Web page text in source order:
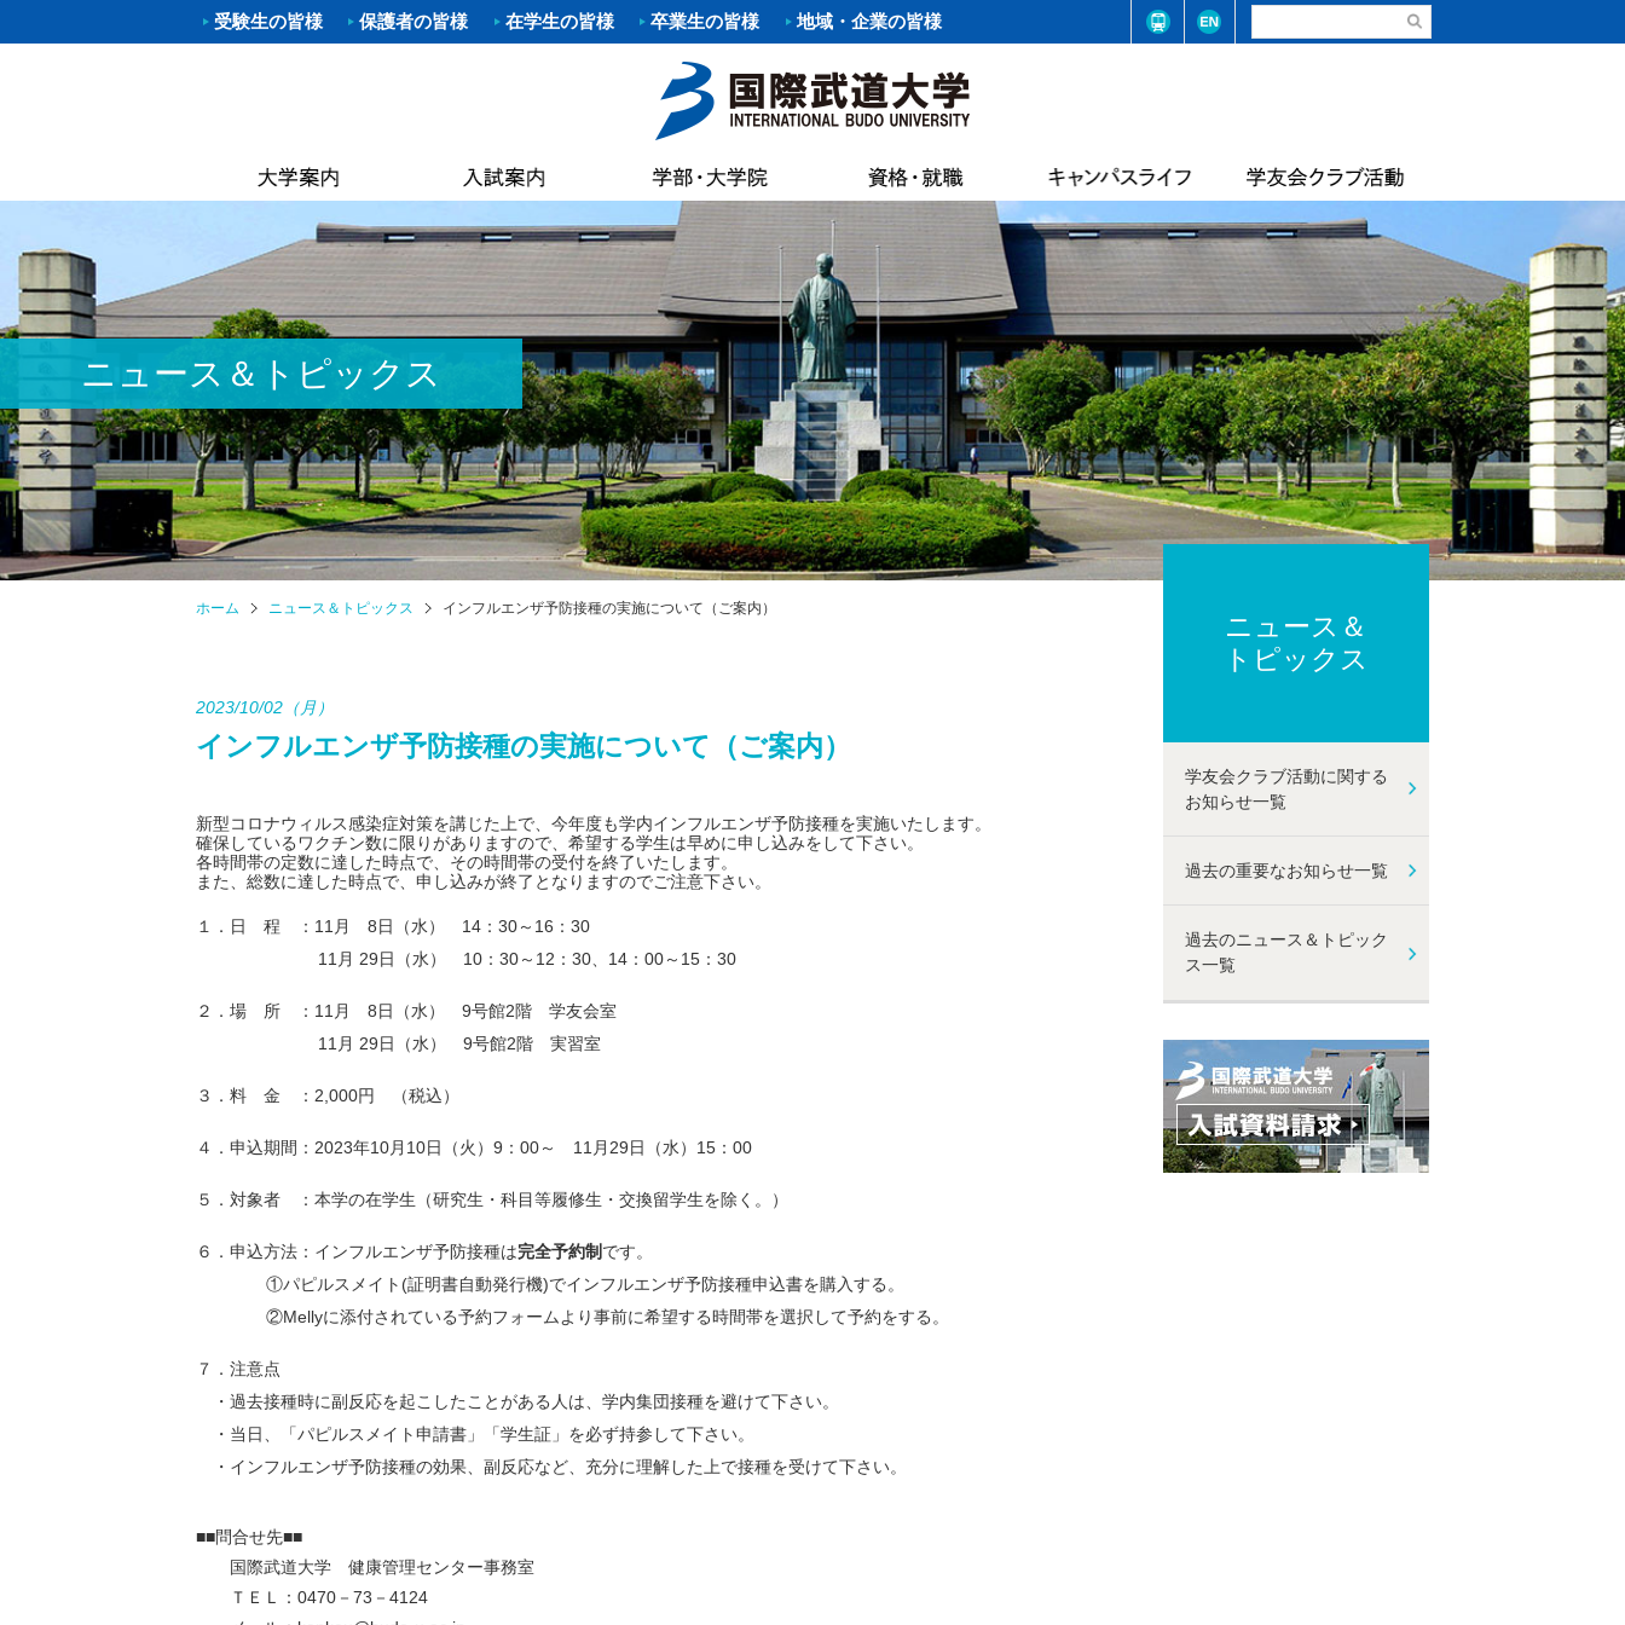
受験生の皆様 保護者の皆様 在学生の皆様 卒業生の皆様 地域・企業の皆様
沿革
建学の精神・教育目標・各種方針
校歌
校章・ロゴ・シンボルマーク
3つのポリシー
アセスメントポリシー
ミッション・ステイトメント
教員紹介
履修の手引・授業概要
国際武道大学学則
国際武道大学大学院学則
大学の活動
設置認可・届出等
ガバナンス・コード
中期計画
自己点検・評価報告
大学行事
教員数・学生数・卒業/修了生数
大学組織
財務情報
教育研究活動等の状況
公約研究費の不正防止への取り組み
プライバシーポリシー
ハラスメント及び性暴力等防止に関する取り組み
大学院入試要項
オープンキャンパス
進学相談会
入学金・学費等
入試資料請求
別科 武道専修課程
大学院
カリキュラム
取得可能な資格
教員紹介
進路（就職）支援プログラム・イベント
就職概要状況（結果）
求人お申し込みのお願い（求人受付）
武大NAVI（求人検索）
求人企業・卒業生アンケート
OPAC（国際武道大学蔵書検索）
国際交流プログラム
黒潮祭
学費・奨学金
各種手続き
健康管理・学生相談
学生食堂・売店
学生アパート情報
後援会
アルバイト情報
IBUキャンパスライフアンケート
各種規則
剣道部
なぎなた部
サッカー部
バスケットボール部
ハンドボール部
バドミントン部
テニス・ソフトテニス部
体操部
ダンス部
陸上競技部
バーベル部
レスリング部
ゴルフ部
ソフトボール部
ライフセービング部
キンボール部
サーフィン部
トレーナーチーム
居合道準クラブ
冬季競技準クラブ
軟式野球準クラブ
ボクシング同好会
軽音楽同好会
トライアスロン同好会
野外スポーツ同好会
フットサル同好会
サッカー同好会
ストリートダンス同好会
ビーチバレー同好会
華道部
茶道部
書道部
フランス文化部
ICG同好会
大学祭実行委員会
ニュース＆トピックス
ホーム ニュース＆トピックス インフルエンザ予防接種の実施について（ご案内）
2023/10/02（月）
インフルエンザ予防接種の実施について（ご案内）
新型コロナウィルス感染症対策を講じた上で、今年度も学内インフルエンザ予防接種を実施いたします。
確保しているワクチン数に限りがありますので、希望する学生は早めに申し込みをして下さい。
各時間帯の定数に達した時点で、その時間帯の受付を終了いたします。
また、総数に達した時点で、申し込みが終了となりますのでご注意下さい。
１．日 程 ：11月 8日（水） 14：30～16：30
11月 29日（水） 10：30～12：30、14：00～15：30
２．場 所 ：11月 8日（水） 9号館2階 学友会室
11月 29日（水） 9号館2階 実習室
３．料 金 ：2,000円 （税込）
４．申込期間：2023年10月10日（火）9：00～ 11月29日（水）15：00
５．対象者 ：本学の在学生（研究生・科目等履修生・交換留学生を除く。）
６．申込方法：インフルエンザ予防接種は完全予約制 です。
①パピルスメイト(証明書自動発行機)でインフルエンザ予防接種申込書を購入する。
②Mellyに添付されている予約フォームより事前に希望する時間帯を選択して予約をする。
７．注意点
・過去接種時に副反応を起こしたことがある人は、学内集団接種を避けて下さい。
・当日、「パピルスメイト申請書」「学生証」を必ず持参して下さい。
・インフルエンザ予防接種の効果、副反応など、充分に理解した上で接種を受けて下さい。
■■問合せ先■■
国際武道大学 健康管理センター事務室
ＴＥＬ：0470－73－4124
ニュース＆
トピックス
学友会クラブ活動に関する
お知らせ一覧
過去の重要なお知らせ一覧
過去のニュース＆トピック
ス一覧